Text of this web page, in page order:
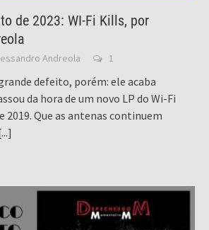
de 2023: WI-Fi Kills, por
Andreola 1
defeito, porém: ele acaba
da hora de um novo LP do Wi-Fi
Que as antenas continuem